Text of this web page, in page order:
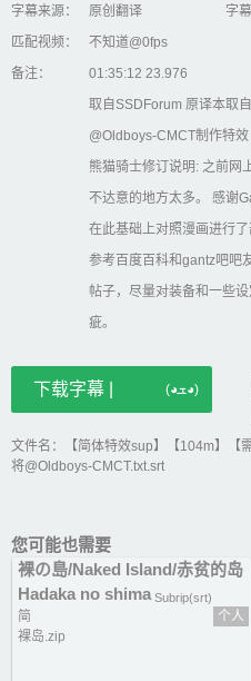
字幕来源：
原创翻译 字
匹配视频：
不知道@0fps
备注：
01:35:12 23.976
取自SSDForum 原译本取
@Oldboys-CMCT制作特效
熊猫骑士修订说明: 之前网
不达意的地方太多。 感谢
在此基础上对照漫画进行
参考百度百科和gantz吧吧
帖子，尽量对装备和一些
疵。
下载字幕 | (◕ܫ◕)
文件名：【简体特效sup】【104m】【
将@Oldboys-CMCT.txt.srt
您可能也需要
裸の島/Naked Island/赤贫的岛
Hadaka no shima Subrip(srt)
简
个人
裸岛.zip